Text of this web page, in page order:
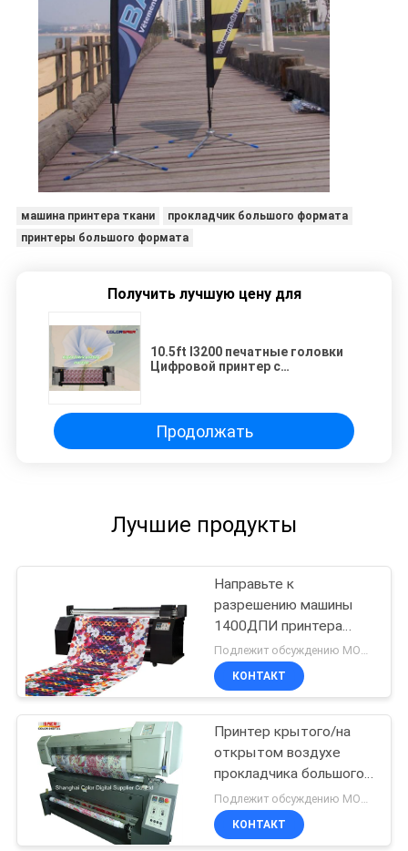
машина принтера ткани
прокладчик большого формата
принтеры большого формата
Получить лучшую цену для
10.5ft I3200 печатные головки
Цифровой принтер с
Продолжать
Лучшие продукты
Направьте к
разрешению машины
1400ДПИ принтера
текстильной ткани
Подлежит обсуждению MOQ:1 комплект
КОНТАКТ
Принтер крытого/на
открытом воздухе
прокладчика большого
формата печатания
струйный
КОНТАКТ